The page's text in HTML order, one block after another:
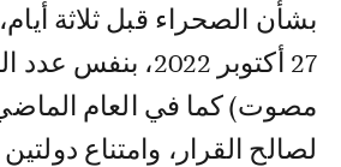
بشأن الصحراء قبل ثلاثة
لصالح القرار، وامتناع